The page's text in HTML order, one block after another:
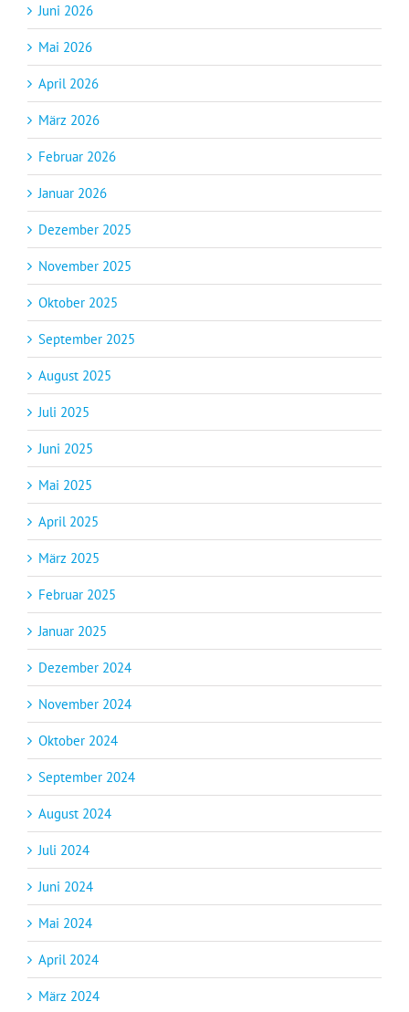
Juni 2026
Mai 2026
April 2026
März 2026
Februar 2026
Januar 2026
Dezember 2025
November 2025
Oktober 2025
September 2025
August 2025
Juli 2025
Juni 2025
Mai 2025
April 2025
März 2025
Februar 2025
Januar 2025
Dezember 2024
November 2024
Oktober 2024
September 2024
August 2024
Juli 2024
Juni 2024
Mai 2024
April 2024
März 2024